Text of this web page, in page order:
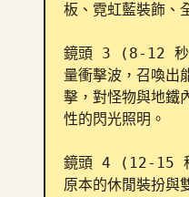
板、霓虹藍裝飾、
鏡頭 3 (8-12 秒)
量衝擊波，召喚出
擊，對怪物與地鐵
性的閃光照明。
鏡頭 4 (12-15 秒)
原本的休閒裝扮與